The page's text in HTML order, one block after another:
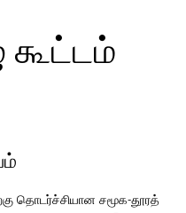
கூட்டம்
தொடர்ச்சியான சமூக-தூரத்